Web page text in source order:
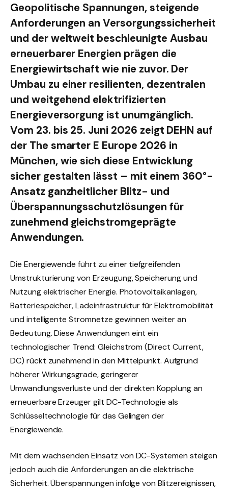
Geopolitische Spannungen, steigende
Anforderungen an Versorgungssicherheit
und der weltweit beschleunigte Ausbau
erneuerbarer Energien prägen die
Energiewirtschaft wie nie zuvor. Der
Umbau zu einer resilienten, dezentralen
und weitgehend elektrifizierten
Energieversorgung ist unumgänglich.
Vom 23. bis 25. Juni 2026 zeigt DEHN auf
der The smarter E Europe 2026 in
München, wie sich diese Entwicklung
sicher gestalten lässt – mit einem 360°-
Ansatz ganzheitlicher Blitz- und
Überspannungsschutzlösungen für
zunehmend gleichstromgeprägte
Anwendungen.
Die Energiewende führt zu einer tiefgreifenden
Umstrukturierung von Erzeugung, Speicherung und
Nutzung elektrischer Energie. Photovoltaikanlagen,
Batteriespeicher, Ladeinfrastruktur für Elektromobilität
und intelligente Stromnetze gewinnen weiter an
Bedeutung. Diese Anwendungen eint ein
technologischer Trend: Gleichstrom (Direct Current,
DC) rückt zunehmend in den Mittelpunkt. Aufgrund
höherer Wirkungsgrade, geringerer
Umwandlungsverluste und der direkten Kopplung an
erneuerbare Erzeuger gilt DC-Technologie als
Schlüsseltechnologie für das Gelingen der
Energiewende.
Mit dem wachsenden Einsatz von DC-Systemen steigen
jedoch auch die Anforderungen an die elektrische
Sicherheit. Überspannungen infolge von Blitzereignissen,